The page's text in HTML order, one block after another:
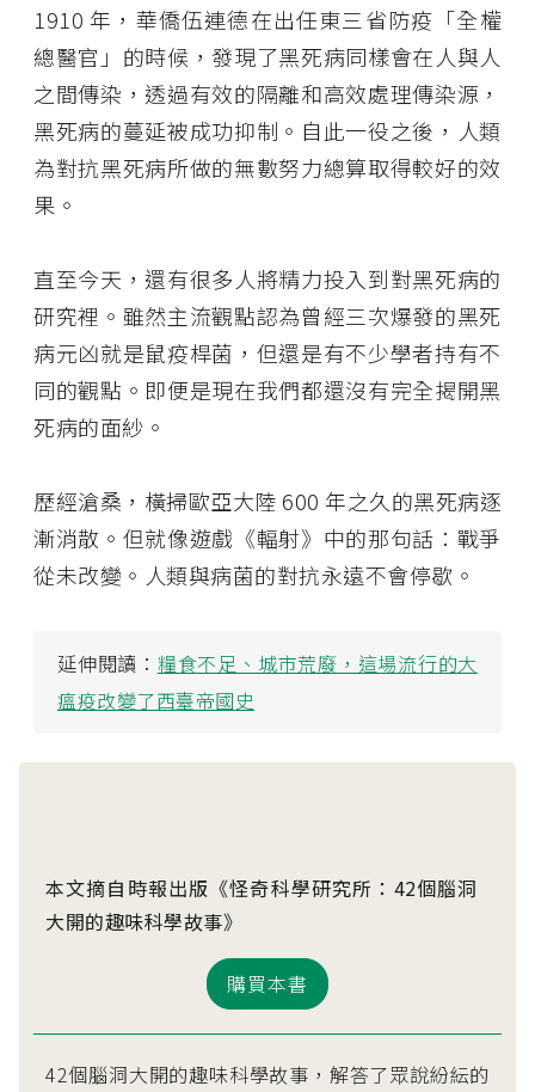
1910 年，華僑伍連德在出任東三省防疫「全權
總醫官」的時候，發現了黑死病同樣會在人與人
之間傳染，透過有效的隔離和高效處理傳染源，
黑死病的蔓延被成功抑制。自此一役之後，人類
為對抗黑死病所做的無數努力總算取得較好的效
果。
直至今天，還有很多人將精力投入到對黑死病的
研究裡。雖然主流觀點認為曾經三次爆發的黑死
病元凶就是鼠疫桿菌，但還是有不少學者持有不
同的觀點。即便是現在我們都還沒有完全揭開黑
死病的面紗。
歷經滄桑，橫掃歐亞大陸 600 年之久的黑死病逐
漸消散。但就像遊戲《輻射》中的那句話：戰爭
從未改變。人類與病菌的對抗永遠不會停歇。
延伸閱讀： 糧食不足、城市荒廢，這場流行的大
瘟疫改變了西臺帝國史
本文摘自時報出版《怪奇科學研究所：42個腦洞
大開的趣味科學故事》
購買本書
42個腦洞大開的趣味科學故事，解答了眾說紛紜的